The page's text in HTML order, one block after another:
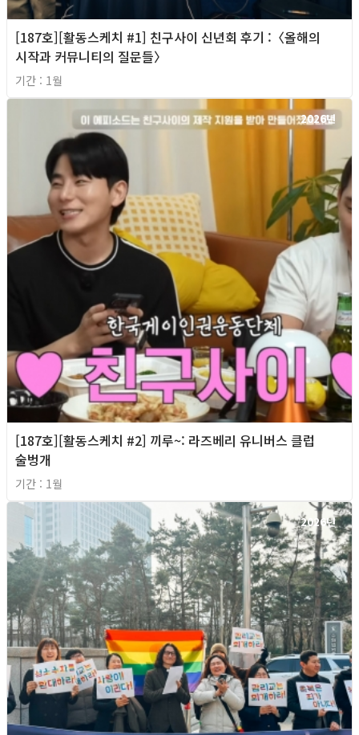
[187호][활동스케치 #1] 친구사이 신년회 후기 :〈올해의
시작과 커뮤니티의 질문들〉
기간 : 1월
2026년
[187호][활동스케치 #2] 끼루~: 라즈베리 유니버스 클럽
술벙개
기간 : 1월
2026년